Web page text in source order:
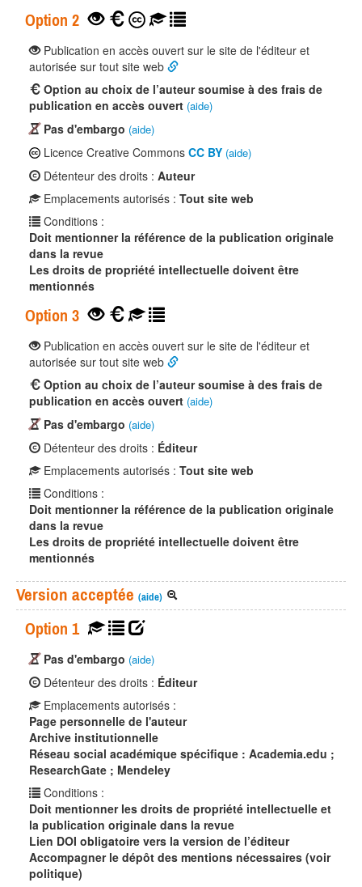
Option 2
Publication en accès ouvert sur le site de l'éditeur et
autorisée sur tout site web
Option au choix de l’auteur soumise à des frais de
publication en accès ouvert (aide)
Pas d'embargo (aide)
Licence Creative Commons CC BY (aide)
Détenteur des droits : Auteur
Emplacements autorisés : Tout site web
Conditions :
Doit mentionner la référence de la publication originale
dans la revue
Les droits de propriété intellectuelle doivent être
mentionnés
Option 3
Publication en accès ouvert sur le site de l'éditeur et
autorisée sur tout site web
Option au choix de l’auteur soumise à des frais de
publication en accès ouvert (aide)
Pas d'embargo (aide)
Détenteur des droits : Éditeur
Emplacements autorisés : Tout site web
Conditions :
Doit mentionner la référence de la publication originale
dans la revue
Les droits de propriété intellectuelle doivent être
mentionnés
Version acceptée (aide)
Option 1
Pas d'embargo (aide)
Détenteur des droits : Éditeur
Emplacements autorisés :
Page personnelle de l'auteur
Archive institutionnelle
Réseau social académique spécifique : Academia.edu ;
ResearchGate ; Mendeley
Conditions :
Doit mentionner les droits de propriété intellectuelle et
la publication originale dans la revue
Lien DOI obligatoire vers la version de l’éditeur
Accompagner le dépôt des mentions nécessaires (voir
politique)